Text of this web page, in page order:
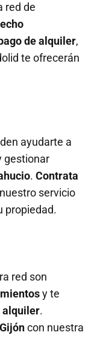
red de
de alquiler,
te ofrecerán
ayudarte a
gestionar
. Contrata
servicio
propiedad.
red son
y te
alquiler.
con nuestra